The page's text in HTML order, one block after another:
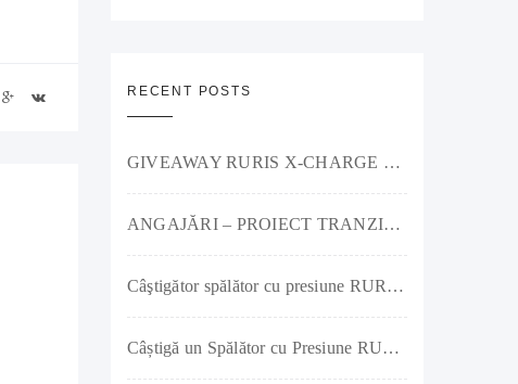
RECENT POSTS
GIVEAWAY RURIS X-CHARGE – Putere pe acumulator și premii pe măsură!
ANGAJĂRI – PROIECT TRANZIȚIE JUSTĂ – RURIS IMPEX SRL
Câştigător spălător cu presiune RURIS Clean Power Jet 1300
Câștigă un Spălător cu Presiune RURIS Clean Power Jet 1300